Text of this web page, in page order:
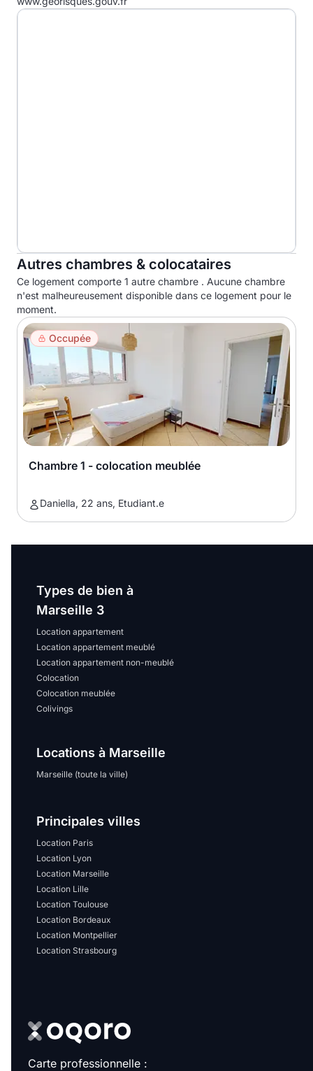
F
Autres chambres & colocataires
Ce logement comporte 1 autre chambre . Aucune chambre
n'est malheureusement disponible dans ce logement pour le
moment.
Occupée
Chambre 1 - colocation meublée
Daniella, 22 ans, Etudiant.e
Types de bien à
Marseille 3
Location appartement
Location appartement meublé
Location appartement non-meublé
Colocation
Colocation meublée
Colivings
Locations à Marseille
Marseille (toute la ville)
Principales villes
Location Paris
Location Lyon
Location Marseille
Location Lille
Location Toulouse
Location Bordeaux
Location Montpellier
Location Strasbourg
Carte professionnelle :